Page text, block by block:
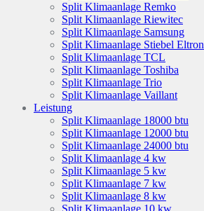
Split Klimaanlage Remko
Split Klimaanlage Riewitec
Split Klimaanlage Samsung
Split Klimaanlage Stiebel Eltron
Split Klimaanlage TCL
Split Klimaanlage Toshiba
Split Klimaanlage Trio
Split Klimaanlage Vaillant
Leistung
Split Klimaanlage 18000 btu
Split Klimaanlage 12000 btu
Split Klimaanlage 24000 btu
Split Klimaanlage 4 kw
Split Klimaanlage 5 kw
Split Klimaanlage 7 kw
Split Klimaanlage 8 kw
Split Klimaanlage 10 kw